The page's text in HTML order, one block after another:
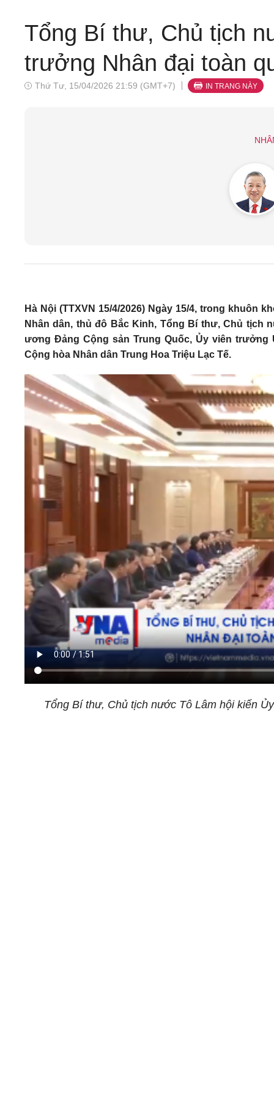
Tổng Bí thư, Chủ tịch
trưởng Nhân đại toàn
Thứ Tư, 15/04/2026 21:59 (GMT+7) IN TRANG NÀY
Hà Nội (TTXVN 15/4/2026) Ngày 15/4, trong khuôn
Nhân dân, thủ đô Bắc Kinh, Tổng Bí thư, Chủ tịch
ương Đảng Cộng sản Trung Quốc, Ủy viên
Cộng hòa Nhân dân Trung Hoa Triệu Lạc Tế.
Tổng Bí thư, Chủ tịch nước Tô Lâm hội kiến